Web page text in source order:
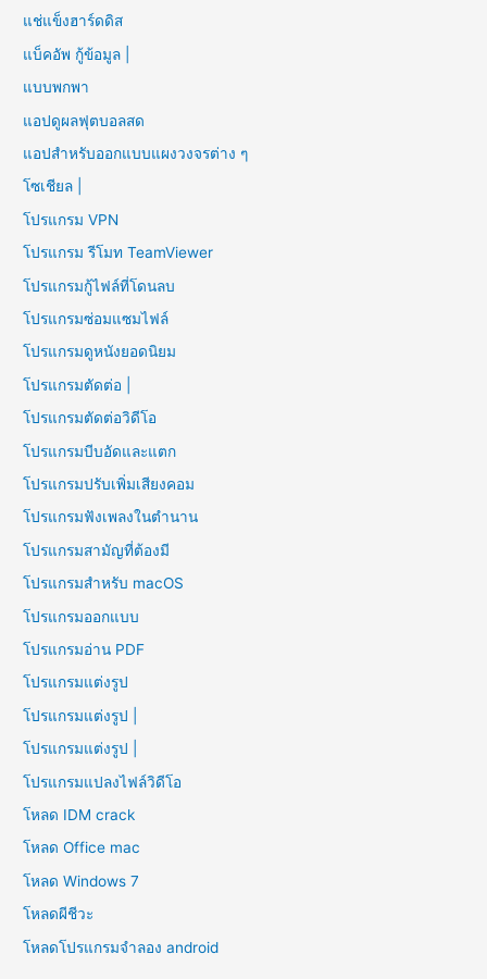
แช่แข็งฮาร์ดดิส
แบ็คอัพ กู้ข้อมูล |
แบบพกพา
แอปดูผลฟุตบอลสด
แอปสำหรับออกแบบแผงวงจรต่าง ๆ
โซเชียล |
โปรแกรม VPN
โปรแกรม รีโมท TeamViewer
โปรแกรมกู้ไฟล์ที่โดนลบ
โปรแกรมซ่อมแซมไฟล์
โปรแกรมดูหนังยอดนิยม
โปรแกรมตัดต่อ |
โปรแกรมตัดต่อวิดีโอ
โปรแกรมบีบอัดและแตก
โปรแกรมปรับเพิ่มเสียงคอม
โปรแกรมฟังเพลงในตำนาน
โปรแกรมสามัญที่ต้องมี
โปรแกรมสำหรับ macOS
โปรแกรมออกแบบ
โปรแกรมอ่าน PDF
โปรแกรมแต่งรูป
โปรแกรมแต่งรูป |
โปรแกรมแต่งรูป |
โปรแกรมแปลงไฟล์วิดีโอ
โหลด IDM crack
โหลด Office mac
โหลด Windows 7
โหลดผีชีวะ
โหลดโปรแกรมจําลอง android